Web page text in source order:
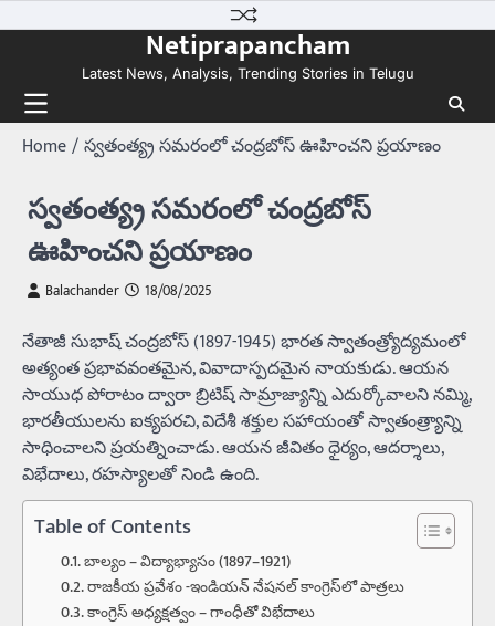
to
Netiprapancham
Latest News, Analysis, Trending Stories in Telugu
Home స్వతంత్య్ర సమరంలో చంద్రబోస్‌ ఊహించని ప్రయాణం
స్వతంత్య్ర సమరంలో చంద్రబోస్‌
ఊహించని ప్రయాణం
Balachander 18/08/2025
నేతాజీ సుభాష్ చంద్రబోస్ (1897-1945) భారత స్వాతంత్ర్యోద్యమంలో
అత్యంత ప్రభావవంతమైన, వివాదాస్పదమైన నాయకుడు. ఆయన
సాయుధ పోరాటం ద్వారా బ్రిటిష్ సామ్రాజ్యాన్ని ఎదుర్కోవాలని నమ్మి,
భారతీయులను ఐక్యపరచి, విదేశీ శక్తుల సహాయంతో స్వాతంత్ర్యాన్ని
సాధించాలని ప్రయత్నించాడు. ఆయన జీవితం ధైర్యం, ఆదర్శాలు,
విభేదాలు, రహస్యాలతో నిండి ఉంది.
Table of Contents
బాల్యం – విద్యాభ్యాసం (1897–1921)
రాజకీయ ప్రవేశం -ఇండియన్ నేషనల్ కాంగ్రెస్‌లో పాత్రలు
కాంగ్రెస్ అధ్యక్షత్వం – గాంధీతో విభేదాలు